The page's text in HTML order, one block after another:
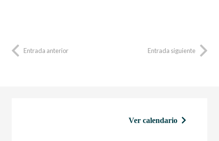
Entrada anterior Entrada siguiente
Ver calendario